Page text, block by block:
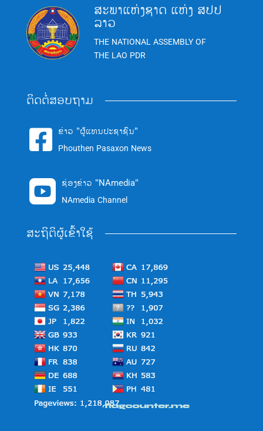
ສະພາແຫ່ງຊາດ ແຫ່ງ ສປປ
ລາວ
THE NATIONAL ASSEMBLY OF
THE LAO PDR
ຕິດຕໍ່ສອບຖາມ
 ຂ່າວ "ຜູ້ແທນປະຊາຊົນ"
Phouthen Pasaxon News
 ຊ່ອງຂ່າວ "NAmedia"
NAmedia Channel
ສະຖິຕິຜູ້ເຂົ້າໃຊ້